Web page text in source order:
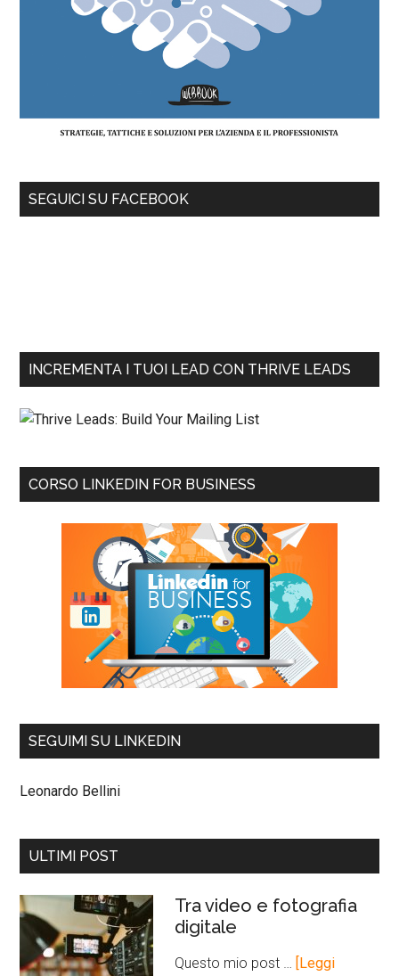
SEGUICI SU FACEBOOK
INCREMENTA I TUOI LEAD CON THRIVE LEADS
CORSO LINKEDIN FOR BUSINESS
SEGUIMI SU LINKEDIN
Leonardo Bellini
ULTIMI POST
Tra video e fotografia
digitale
Questo mio post … [Leggi